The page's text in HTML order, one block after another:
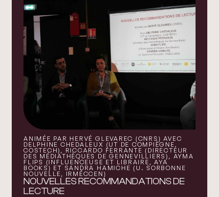
ANIMÉE PAR HERVÉ GLEVAREC (CNRS) AVEC
DELPHINE CHEDALEUX (UT DE COMPIÈGNE,
COSTECH), RICCARDO FERRANTE (DIRECTEUR
DES MÉDIATHÈQUES DE GENNEVILLIERS), AYMA
FLIPS (INFLUENCEUSE ET LIBRAIRE, AYA B
OOKS) ET SANDRA HAMICHE (U. SORBONNE N
OUVELLE, IRMÉCCEN)
NOUVELLES RECOMMANDATIONS DE
LECTURE